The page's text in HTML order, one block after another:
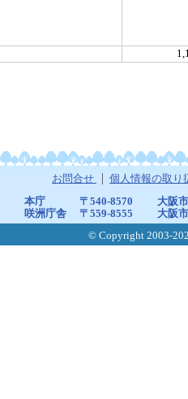
お問合せ 個人情報の取り
本庁 〒540-8570
大阪
咲洲庁舎
〒559-8555
大阪
© Copyright 2003-